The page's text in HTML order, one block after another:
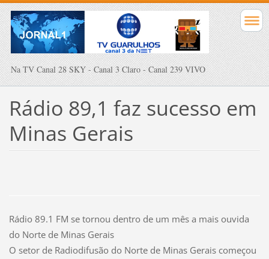
Na TV Canal 28 SKY - Canal 3 Claro - Canal 239 VIVO
Rádio 89,1 faz sucesso em
Minas Gerais
Rádio 89.1 FM se tornou dentro de um mês a mais ouvida
do Norte de Minas Gerais
O setor de Radiodifusão do Norte de Minas Gerais começou